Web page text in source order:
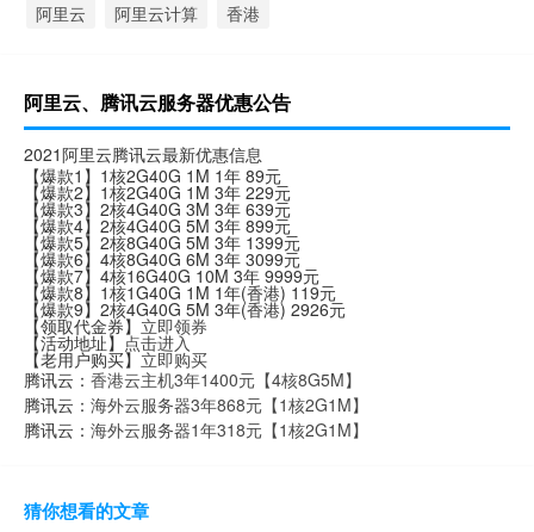
阿里云
阿里云计算 香港
阿里云、腾讯云服务器优惠公告
2021阿里云腾讯云最新优惠信息
【爆款1】1核2G40G 1M 1年 89元
【爆款2】1核2G40G 1M 3年 229元
【爆款3】2核4G40G 3M 3年 639元
【爆款4】2核4G40G 5M 3年 899元
【爆款5】2核8G40G 5M 3年 1399元
【爆款6】4核8G40G 6M 3年 3099元
【爆款7】4核16G40G 10M 3年 9999元
【爆款8】1核1G40G 1M 1年(香港) 119元
【爆款9】2核4G40G 5M 3年(香港) 2926元
【领取代金券】 立即领券
【活动地址】 点击进入
【老用户购买】立即购买
腾讯云： 香港云主机3年1400元【4核8G5M】
腾讯云： 海外云服务器3年868元【1核2G1M】
腾讯云： 海外云服务器1年318元【1核2G1M】
猜你想看的文章